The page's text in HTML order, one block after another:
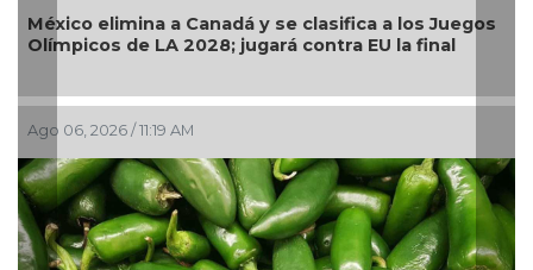
a los Juegos
la final
Llama Gobierno Municipal a la sana
continuarán operativos “Cero Alcohol”
pública
Ago 05, 2026 / 2:56 PM